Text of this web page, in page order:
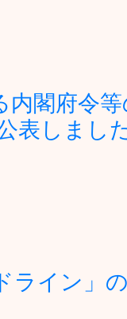
閣府令
表しました
イン」